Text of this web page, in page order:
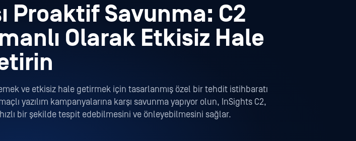
Proaktif Savunma: C2
Olarak Etkisiz Hale
ve etkisiz hale getirmek için tasarlanmış özel bir tehdit istihbaratı
yazılım kampanyalarına karşı savunma yapıyor olun, InSights C2,
bir şekilde tespit edebilmesini ve önleyebilmesini sağlar.